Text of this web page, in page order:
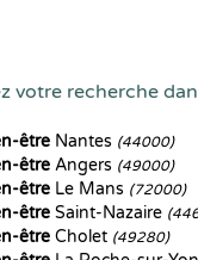
votre recherche
être Nantes (44000)
être Angers (49000)
être Le Mans (72000)
être Saint-Nazaire
être Cholet (49280)